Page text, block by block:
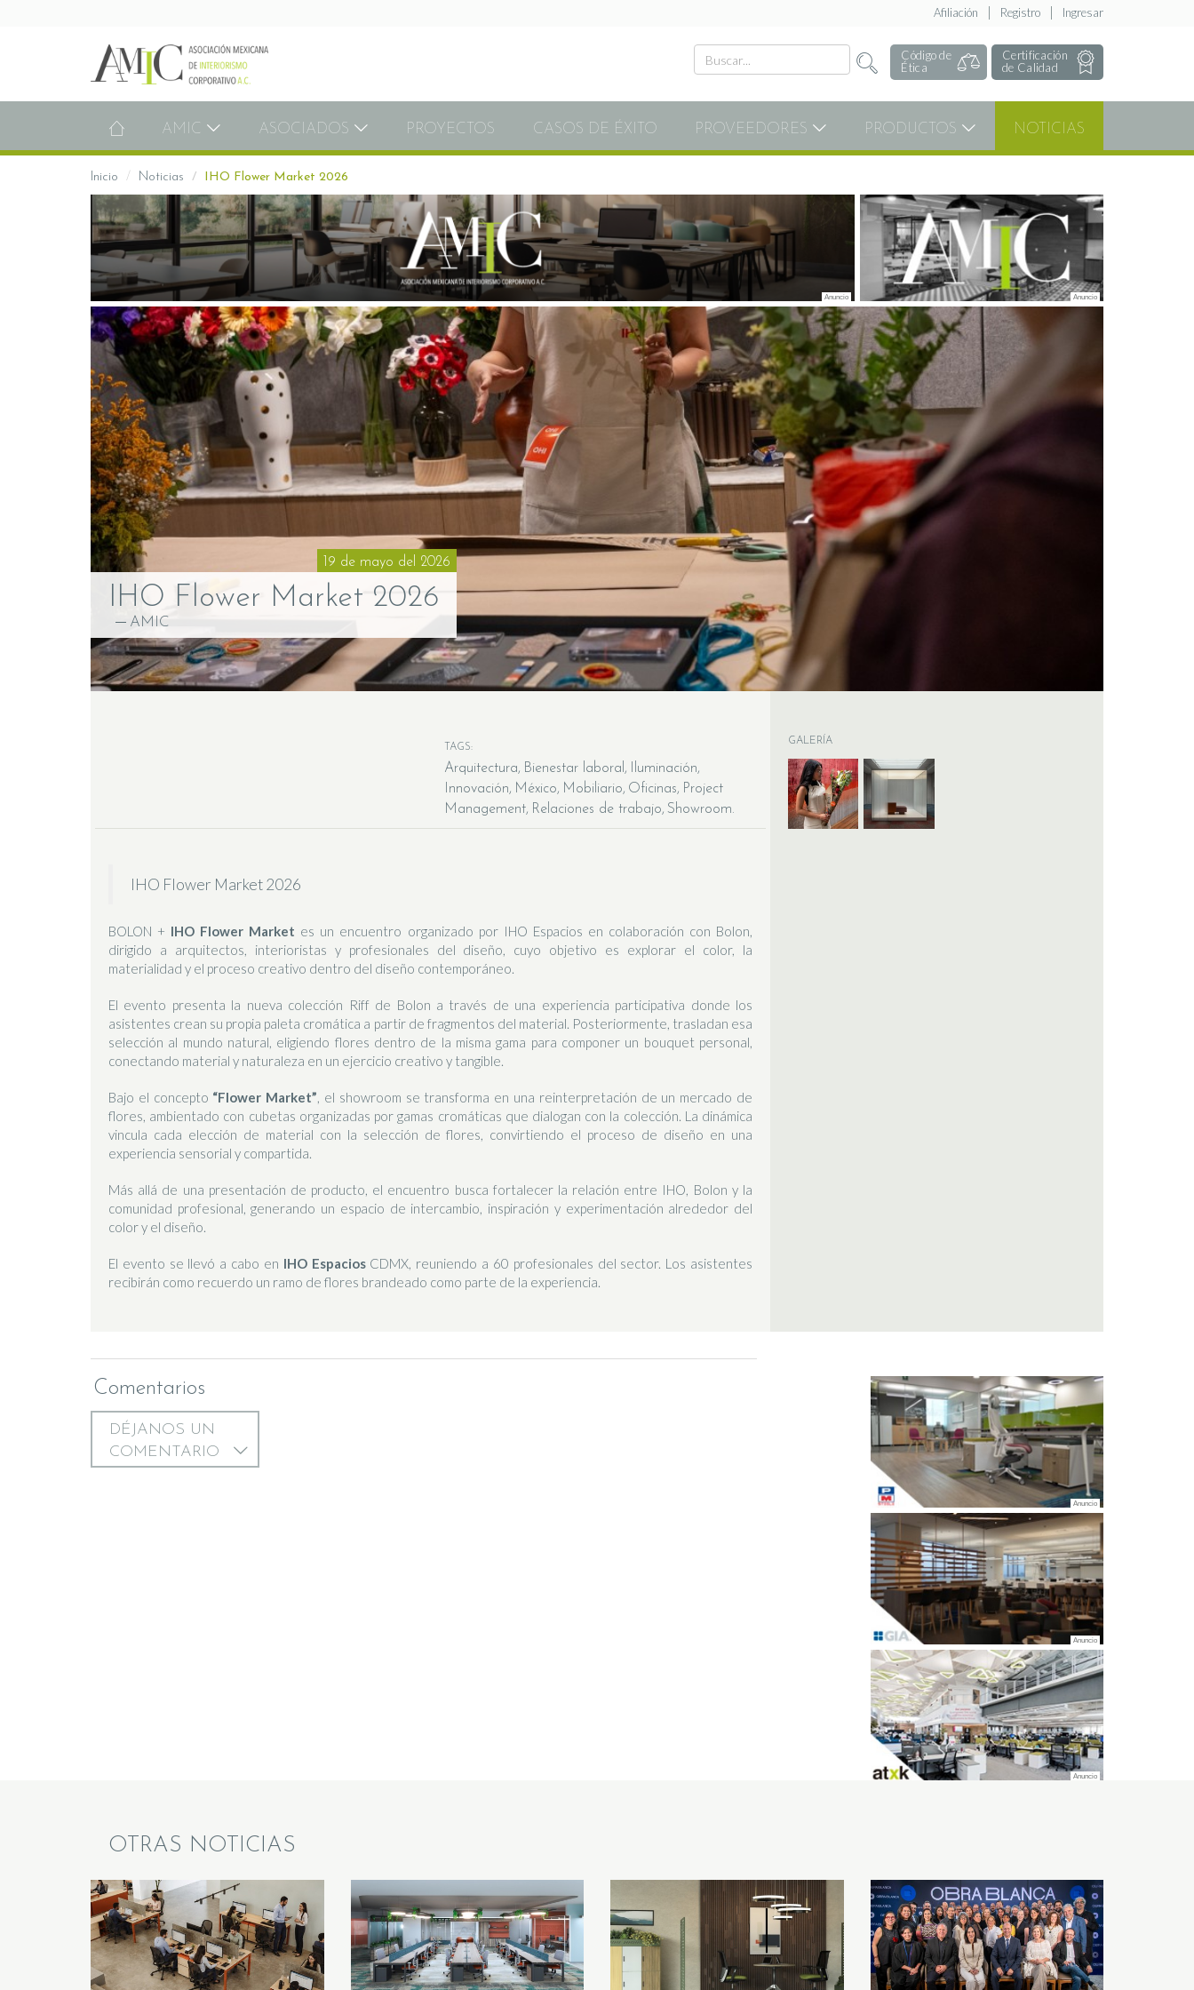
Ingresar
Registro
Afiliación
Código de
Ética
Certificación
de Calidad
AMIC ASOCIADOS PROYECTOS CASOS DE ÉXITO PROVEEDORES PRODUCTOS NOTICIAS
Inicio Noticias IHO Flower Market 2026
IHO Flower Market 2026
AMIC
19 de mayo del 2026
TAGS:
Arquitectura Bienestar laboral
Iluminación
Innovación
México Mobiliario Oficinas
Project
Management Relaciones de trabajo Showroom
IHO Flower Market 2026
BOLON + IHO Flower Market es un encuentro organizado por IHO Espacios en colaboración con Bolon,
dirigido a arquitectos, interioristas y profesionales del diseño, cuyo objetivo es explorar el color, la
materialidad y el proceso creativo dentro del diseño contemporáneo.
El evento presenta la nueva colección Riff de Bolon a través de una experiencia participativa donde los
asistentes crean su propia paleta cromática a partir de fragmentos del material. Posteriormente, trasladan esa
selección al mundo natural, eligiendo flores dentro de la misma gama para componer un bouquet personal,
conectando material y naturaleza en un ejercicio creativo y tangible.
Bajo el concepto “Flower Market”, el showroom se transforma en una reinterpretación de un mercado de
flores, ambientado con cubetas organizadas por gamas cromáticas que dialogan con la colección. La dinámica
vincula cada elección de material con la selección de flores, convirtiendo el proceso de diseño en una
experiencia sensorial y compartida.
Más allá de una presentación de producto, el encuentro busca fortalecer la relación entre IHO, Bolon y la
comunidad profesional, generando un espacio de intercambio, inspiración y experimentación alrededor del
color y el diseño.
El evento se llevó a cabo en IHO Espacios CDMX, reuniendo a 60 profesionales del sector. Los asistentes
recibirán como recuerdo un ramo de flores brandeado como parte de la experiencia.
GALERÍA
Comentarios
DÉJANOS UN
COMENTARIO
OTRAS NOTICIAS